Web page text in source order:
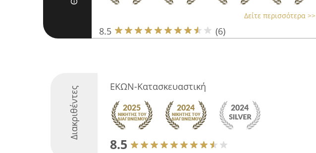
Δείτε περισσότερα >>
8.5 (6)
Διακριθέντες ΕΚΩΝ-Κατασκευαστική
8.5